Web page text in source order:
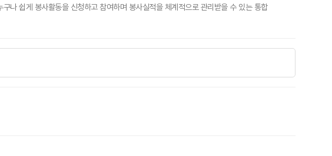
나 쉽게 봉사활동을 신청하고 참여하며 봉사실적을 체계적으로 관리받을 수 있는 통합